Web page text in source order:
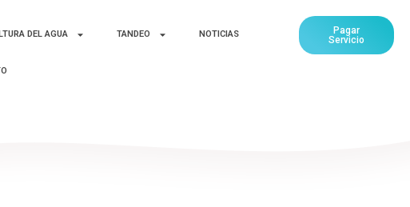
DEL AGUA TANDEO NOTICIAS
Pagar
Servicio